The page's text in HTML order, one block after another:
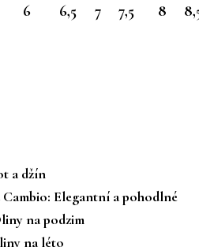
6 6,5 7 7,5 8
a džín
Elegantní a pohodlné
na podzim
na léto